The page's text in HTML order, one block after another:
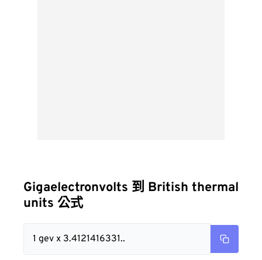
Gigaelectronvolts 到 British thermal
units 公式
1 gev x 3.4121416331..